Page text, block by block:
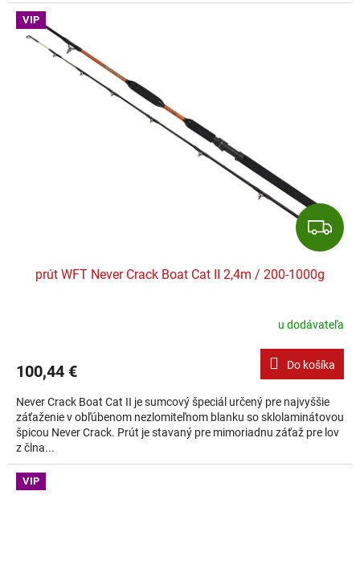
VIP
prút WFT Never Crack Boat Cat II 2,4m / 200-1000g
u dodávateľa
100,44 € Do košíka
Never Crack Boat Cat II je sumcový špeciál určený pre najvyššie
záťaženie v obľúbenom nezlomiteľnom blanku so sklolaminátovou
špicou Never Crack. Prút je stavaný pre mimoriadnu záťaž pre lov
z člna...
VIP